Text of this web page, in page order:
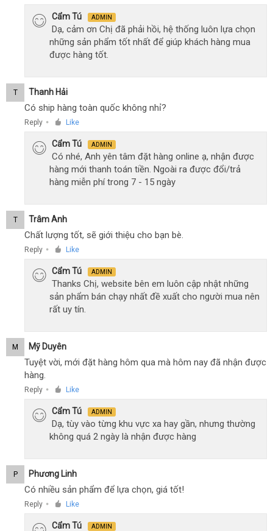
Cẩm Tú ADMIN
Dạ, cảm ơn Chị đã phải hồi, hệ thống luôn lựa chọn
những sản phẩm tốt nhất để giúp khách hàng mua
được hàng tốt.
T Thanh Hải
Có ship hàng toàn quốc không nhỉ?
Reply ● Like
Cẩm Tú ADMIN
Có nhé, Anh yên tâm đặt hàng online ạ, nhận được
hàng mới thanh toán tiền. Ngoài ra được đổi/trả
hàng miễn phí trong 7 - 15 ngày
T Trâm Anh
Chất lượng tốt, sẽ giới thiệu cho bạn bè.
Reply ● Like
Cẩm Tú ADMIN
Thanks Chị, website bên em luôn cập nhật những
sản phẩm bán chạy nhất đề xuất cho người mua nên
rất uy tín.
M Mỹ Duyên
Tuyệt vời, mới đặt hàng hôm qua mà hôm nay đã nhận được
hàng.
Reply ● Like
Cẩm Tú ADMIN
Dạ, tùy vào từng khu vực xa hay gần, nhưng thường
không quá 2 ngày là nhận được hàng
P Phương Linh
Có nhiều sản phẩm để lựa chọn, giá tốt!
Reply ● Like
Cẩm Tú ADMIN